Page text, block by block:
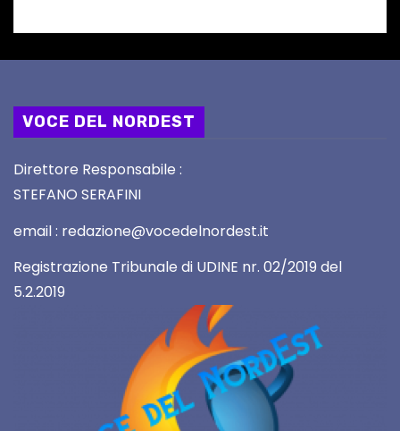
VOCE DEL NORDEST
Direttore Responsabile :
STEFANO SERAFINI
email : redazione@vocedelnordest.it
Registrazione Tribunale di UDINE nr. 02/2019 del
5.2.2019